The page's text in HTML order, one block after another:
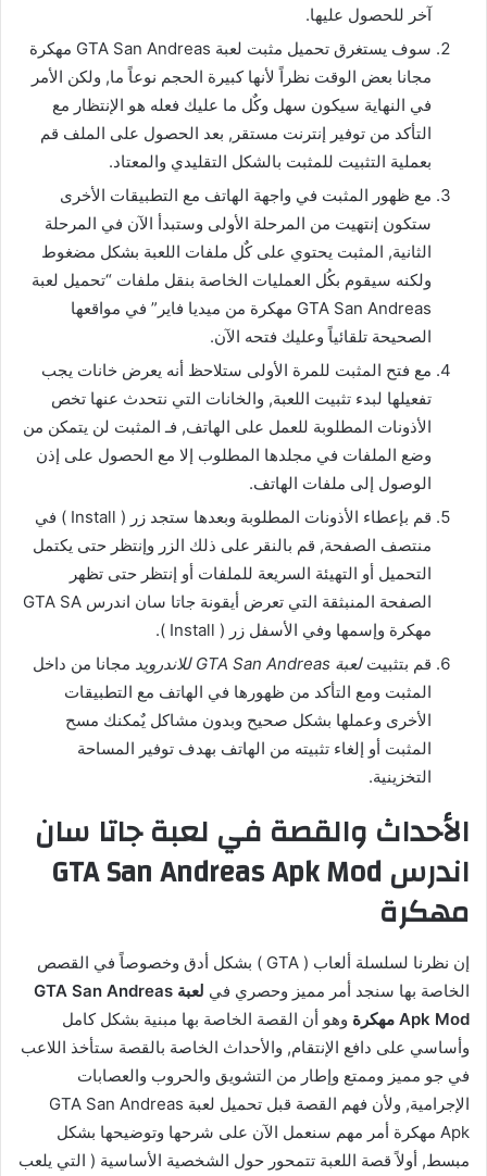
آخر للحصول عليها.
سوف يستغرق تحميل مثبت لعبة GTA San Andreas مهكرة
مجانا بعض الوقت نظراً لأنها كبيرة الحجم نوعاً ما, ولكن الأمر
في النهاية سيكون سهل وكٌل ما عليك فعله هو الإنتظار مع
التأكد من توفير إنترنت مستقر, بعد الحصول على الملف قم
بعملية التثبيت للمثبت بالشكل التقليدي والمعتاد.
مع ظهور المثبت في واجهة الهاتف مع التطبيقات الأخرى
ستكون إنتهيت من المرحلة الأولى وستبدأ الآن في المرحلة
الثانية, المثبت يحتوي على كٌل ملفات اللعبة بشكل مضغوط
ولكنه سيقوم بكُل العمليات الخاصة بنقل ملفات “تحميل لعبة
GTA San Andreas مهكرة من ميديا فاير” في مواقعها
الصحيحة تلقائياً وعليك فتحه الآن.
مع فتح المثبت للمرة الأولى ستلاحظ أنه يعرض خانات يجب
تفعيلها لبدء تثبيت اللعبة, والخانات التي نتحدث عنها تخص
الأذونات المطلوبة للعمل على الهاتف, فـ المثبت لن يتمكن من
وضع الملفات في مجلدها المطلوب إلا مع الحصول على إذن
الوصول إلى ملفات الهاتف.
قم بإعطاء الأذونات المطلوبة وبعدها ستجد زر ( Install ) في
منتصف الصفحة, قم بالنقر على ذلك الزر وإنتظر حتى يكتمل
التحميل أو التهيئة السريعة للملفات أو إنتظر حتى تظهر
الصفحة المنبثقة التي تعرض أيقونة جاتا سان اندرس GTA SA
مهكرة وإسمها وفي الأسفل زر ( Install ).
قم بتثبيتلعبة GTA San Andreas للاندرويد
مجانا من داخل
المثبت ومع التأكد من ظهورها في الهاتف مع التطبيقات
الأخرى وعملها بشكل صحيح وبدون مشاكل يٌمكنك مسح
المثبت أو إلغاء تثبيته من الهاتف بهدف توفير المساحة
التخزينية.
الأحداث والقصة في لعبة جاتا سان
اندرس GTA San Andreas Apk Mod
مهكرة
إن نظرنا لسلسلة ألعاب ( GTA ) بشكل أدق وخصوصاً في القصص
الخاصة بها سنجد أمر مميز وحصري في
لعبة GTA San Andreas
Apk Mod مهكرة
وهو أن القصة الخاصة بها مبنية بشكل كامل
وأساسي على دافع الإنتقام, والأحداث الخاصة بالقصة ستأخذ اللاعب
في جو مميز وممتع وإطار من التشويق والحروب والعصابات
الإجرامية, ولأن فهم القصة قبل تحميل لعبة GTA San Andreas
Apk مهكرة أمر مهم سنعمل الآن على شرحها وتوضيحها بشكل
مبسط, أولاً قصة اللعبة تتمحور حول الشخصية الأساسية ( التي يلعب